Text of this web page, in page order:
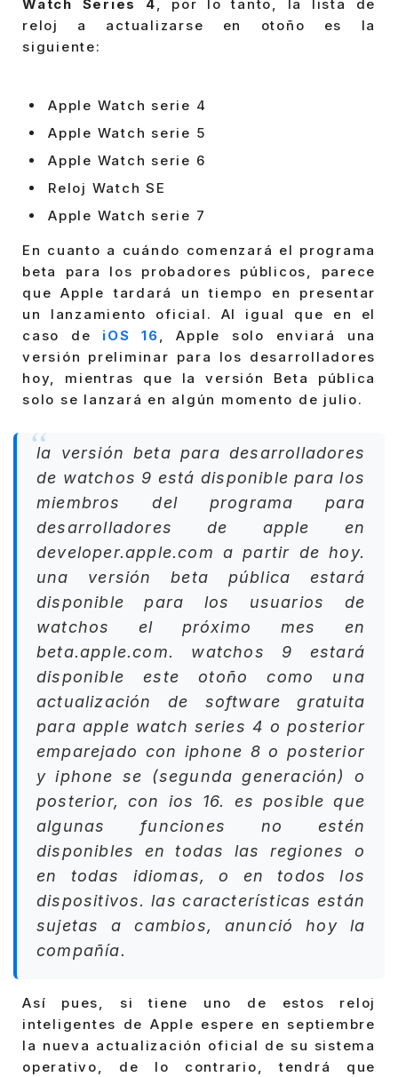
Watch Series 4, por lo tanto, la lista de
reloj a actualizarse en otoño es la
siguiente:
Apple Watch serie 4
Apple Watch serie 5
Apple Watch serie 6
Reloj Watch SE
Apple Watch serie 7
En cuanto a cuándo comenzará el programa
beta para los probadores públicos, parece
que Apple tardará un tiempo en presentar
un lanzamiento oficial. Al igual que en el
caso de iOS 16 , Apple solo enviará una
versión preliminar para los desarrolladores
hoy, mientras que la versión Beta pública
solo se lanzará en algún momento de julio.
la versión beta para desarrolladores
de watchos 9 está disponible para los
miembros del programa para
desarrolladores de apple en
developer.apple.com a partir de hoy.
una versión beta pública estará
disponible para los usuarios de
watchos el próximo mes en
beta.apple.com. watchos 9 estará
disponible este otoño como una
actualización de software gratuita
para apple watch series 4 o posterior
emparejado con iphone 8 o posterior
y iphone se (segunda generación) o
posterior, con ios 16. es posible que
algunas funciones no estén
disponibles en todas las regiones o
en todas idiomas, o en todos los
dispositivos. las características están
sujetas a cambios, anunció hoy la
compañía.
Así pues, si tiene uno de estos reloj
inteligentes de Apple espere en septiembre
la nueva actualización oficial de su sistema
operativo, de lo contrario, tendrá que